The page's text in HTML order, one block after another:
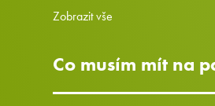
Zobrazit vše
Co musím mít na